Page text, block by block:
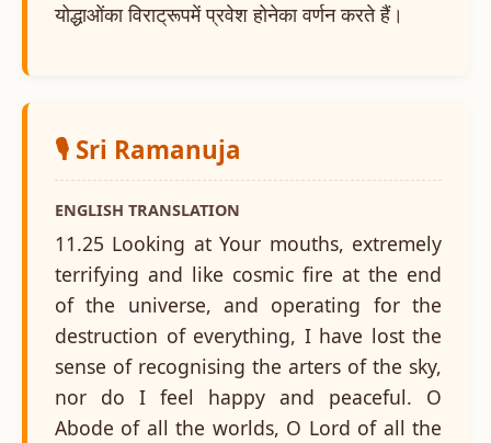
योद्धाओंका विराट्रूपमें प्रवेश होनेका वर्णन करते हैं।
🎙️ Sri Ramanuja
ENGLISH TRANSLATION
11.25 Looking at Your mouths, extremely
terrifying and like cosmic fire at the end
of the universe, and operating for the
destruction of everything, I have lost the
sense of recognising the arters of the sky,
nor do I feel happy and peaceful. O
Abode of all the worlds, O Lord of all the